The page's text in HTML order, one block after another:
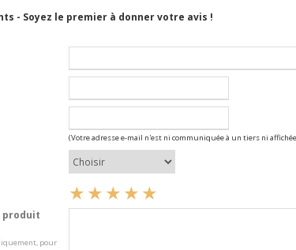
- Soyez le premier à donner votre avis !
(Votre adresse e-mail n'est ni communiquée à un tiers ni
produit
pour